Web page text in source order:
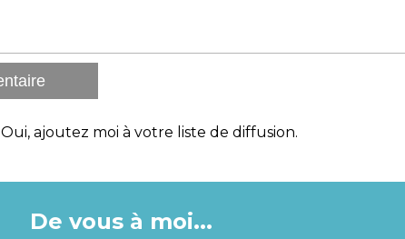
Oui, ajoutez moi à votre liste de diffusion.
De vous à moi...